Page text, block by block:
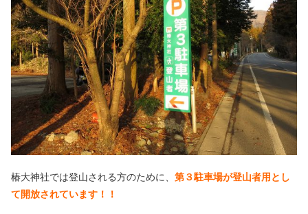
椿大神社では登山される方のために、 第３駐車場が登山者用とし
て開放されています！！